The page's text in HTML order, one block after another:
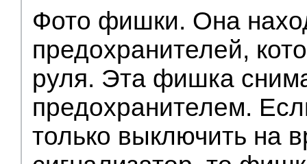
Фото фишки. Она
предохранителей,
руля. Эта фишка
предохранителем.
только выключить на